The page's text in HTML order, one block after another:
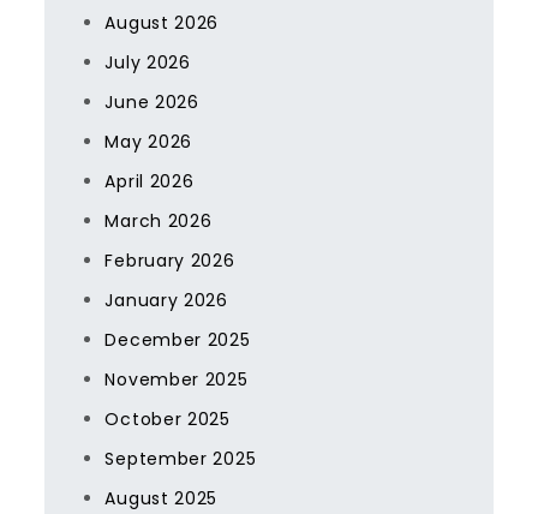
August 2026
July 2026
June 2026
May 2026
April 2026
March 2026
February 2026
January 2026
December 2025
November 2025
October 2025
September 2025
August 2025